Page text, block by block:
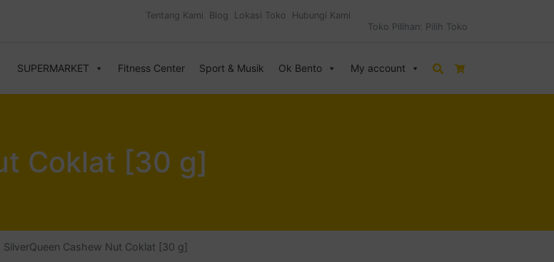
Tentang Kami Blog Lokasi Toko
Hubungi Kami
Toko Pilihan: Pilih Toko
SUPERMARKET Fitness Center Sport & Musik Ok Bento My account Search
Coklat [30 g]
SilverQueen Cashew Nut Coklat [30 g]